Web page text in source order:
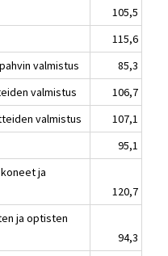
105,5
115,6
valmistus
85,3
valmistus
106,7
valmistus
107,1
95,1
ja
120,7
ja optisten
94,3